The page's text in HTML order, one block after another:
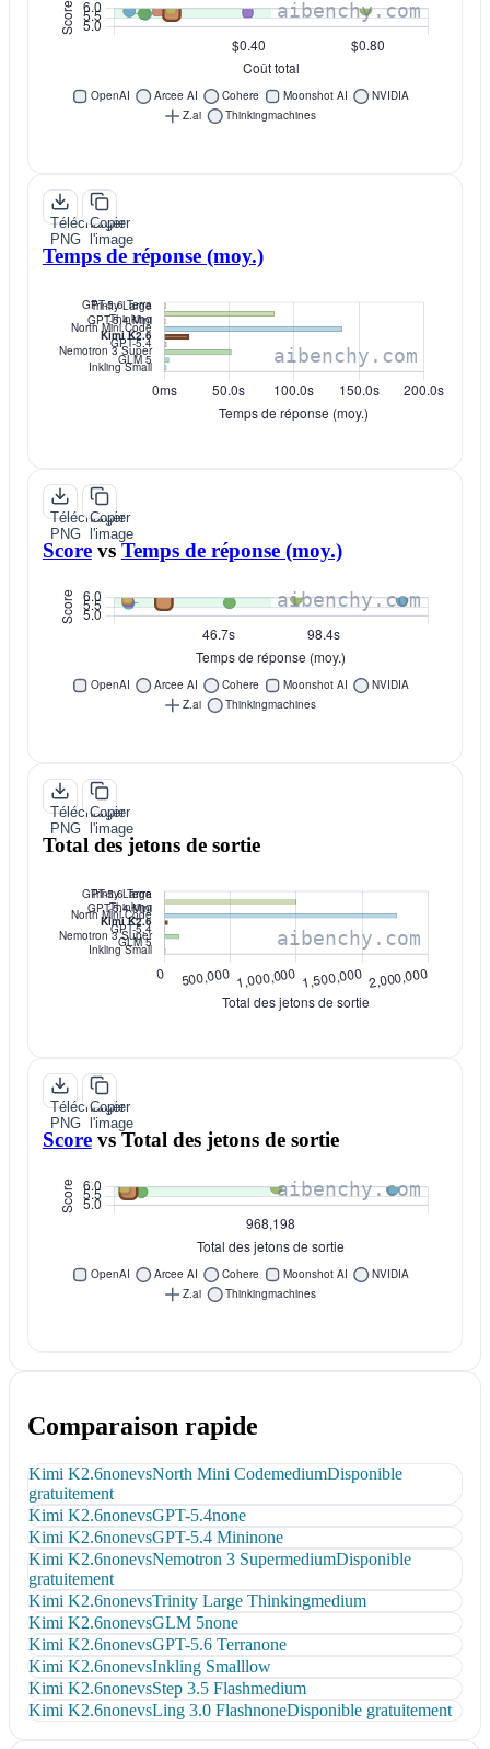
Télécharger
PNG
Copier
l'image
Temps de réponse (moy.)
Télécharger
PNG
Copier
l'image
Score vs Temps de réponse (moy.)
Télécharger
PNG
Copier
l'image
Total des jetons de sortie
Télécharger
PNG
Copier
l'image
Score vsTotal des jetons de sortie
Comparaison rapide
Kimi K2.6nonevsNorth Mini CodemediumDisponible
gratuitement
Kimi K2.6nonevsGPT-5.4none
Kimi K2.6nonevsGPT-5.4 Mininone
Kimi K2.6nonevsNemotron 3 SupermediumDisponible
gratuitement
Kimi K2.6nonevsTrinity Large Thinkingmedium
Kimi K2.6nonevsGLM 5none
Kimi K2.6nonevsGPT-5.6 Terranone
Kimi K2.6nonevsInkling Smalllow
Kimi K2.6nonevsStep 3.5 Flashmedium
Kimi K2.6nonevsLing 3.0 FlashnoneDisponible gratuitement